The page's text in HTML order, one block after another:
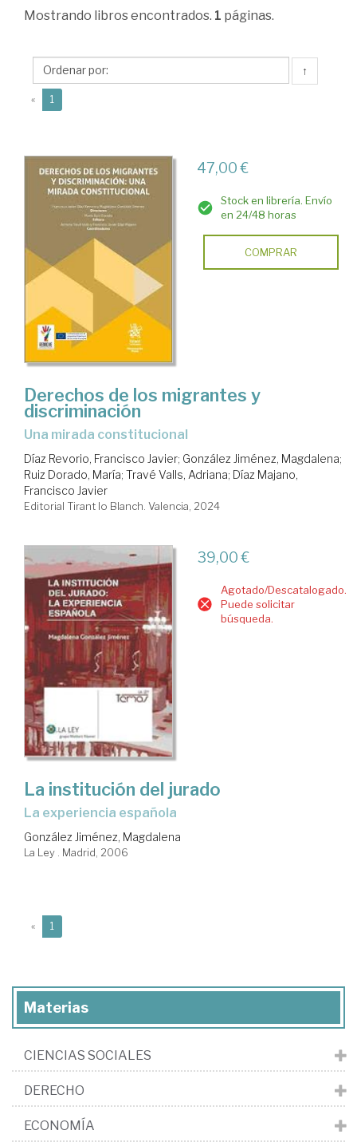
González
Magdalena
Mostrando libros encontrados. 1 páginas.
↑
« 1
47,00 €
Stock en librería. Envío
en 24/48 horas
COMPRAR
Derechos de los migrantes y
discriminación
una mirada constitucional
Díaz Revorio, Francisco Javier; González Jiménez, Magdalena;
Ruiz Dorado, María; Travé Valls, Adriana; Díaz Majano,
Francisco Javier
Editorial Tirant lo Blanch. Valencia, 2024
39,00 €
Agotado/Descatalogado.
Puede solicitar
búsqueda.
La institución del jurado
la experiencia española
González Jiménez, Magdalena
La Ley . Madrid, 2006
« 1
Materias
CIENCIAS SOCIALES
DERECHO
ECONOMÍA